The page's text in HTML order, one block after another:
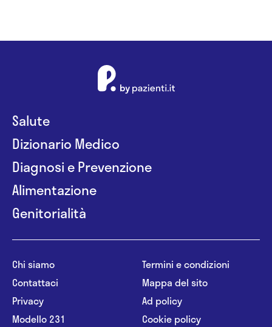
Salute
Dizionario Medico
Diagnosi e Prevenzione
Alimentazione
Genitorialità
Chi siamo
Contattaci
Privacy
Modello 231
Termini e condizioni
Mappa del sito
Ad policy
Cookie policy